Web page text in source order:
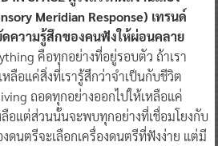
Meridian Response) เทรนด์
ดความรู้สึกของคนฟังให้ผ่อนคลาย
คือทุกอย่างที่อยู่รอบตัว ถ้าเรา
ลือแค่สิ่งที่เรารู้สึกว่าจำเป็นกับชีวิต
ถอดทุกอย่างออกไปให้เหลือแค่
อแต่ส่วนนั้นจะพบทุกอย่างที่เชื่อมโยงกับ
ดนตรีจะเลือกเครื่องดนตรีที่ฟังง่าย แต่มี